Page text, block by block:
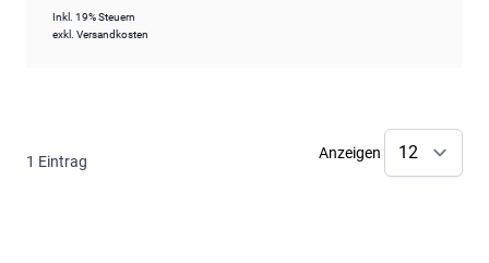
Inkl. 19% Steuern
exkl. Versandkosten
1 Eintrag Anzeigen